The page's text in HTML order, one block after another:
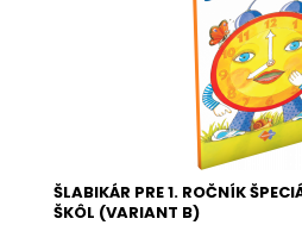
ŠLABIKÁR PRE 1. ROČNÍK
ŠKÔL (VARIANT B)